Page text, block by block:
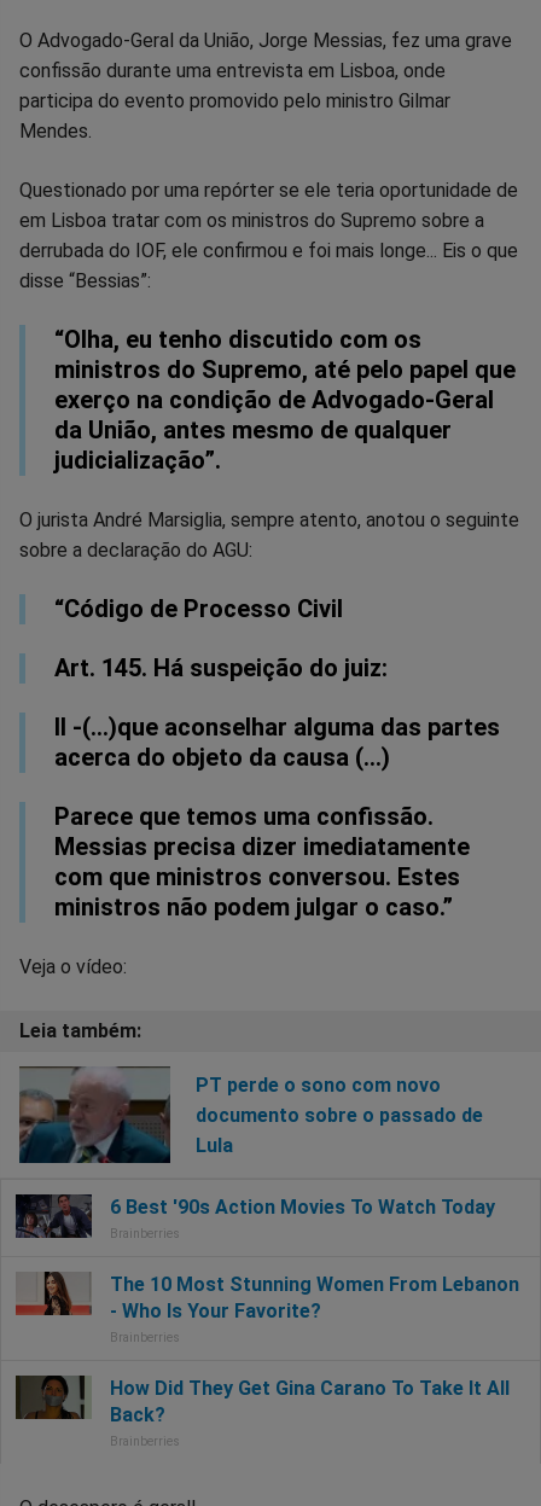
Compartilhar
no
Compartilhar
no
Compartilhar
no
Compartilhar
no
Compartilhar
no
O Advogado-Geral da União, Jorge Messias, fez uma grave
confissão durante uma entrevista em Lisboa, onde
participa do evento promovido pelo ministro Gilmar
Mendes.
Questionado por uma repórter se ele teria oportunidade de
em Lisboa tratar com os ministros do Supremo sobre a
derrubada do IOF, ele confirmou e foi mais longe... Eis o que
disse “Bessias”:
“Olha, eu tenho discutido com os
ministros do Supremo, até pelo papel que
exerço na condição de Advogado-Geral
da União, antes mesmo de qualquer
judicialização”.
O jurista André Marsiglia, sempre atento, anotou o seguinte
sobre a declaração do AGU:
“Código de Processo Civil
Art. 145. Há suspeição do juiz:
II -(…)que aconselhar alguma das partes
acerca do objeto da causa (…)
Parece que temos uma confissão.
Messias precisa dizer imediatamente
com que ministros conversou. Estes
ministros não podem julgar o caso.”
Veja o vídeo:
PT perde o sono com novo
documento sobre o passado de
Lula